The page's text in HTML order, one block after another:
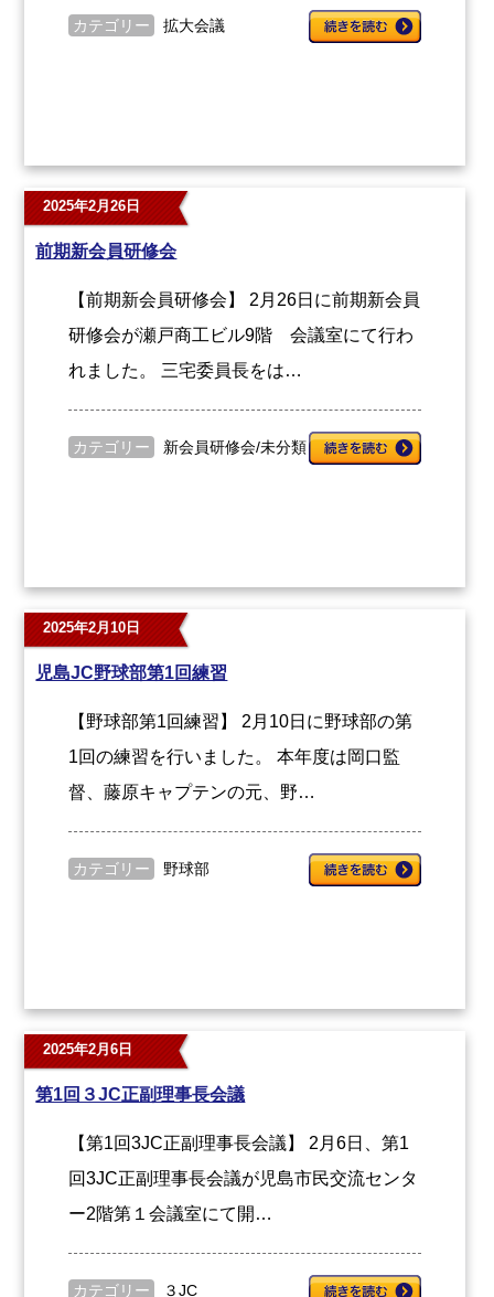
カテゴリー 拡大会議
2025年2月26日
前期新会員研修会
【前期新会員研修会】 2月26日に前期新会員
研修会が瀬戸商工ビル9階 会議室にて行わ
れました。 三宅委員長をは…
カテゴリー 新会員研修会/未分類
2025年2月10日
児島JC野球部第1回練習
【野球部第1回練習】 2月10日に野球部の第
1回の練習を行いました。 本年度は岡口監
督、藤原キャプテンの元、野…
カテゴリー 野球部
2025年2月6日
第1回３JC正副理事長会議
【第1回3JC正副理事長会議】 2月6日、第1
回3JC正副理事長会議が児島市民交流センタ
ー2階第１会議室にて開…
カテゴリー ３JC